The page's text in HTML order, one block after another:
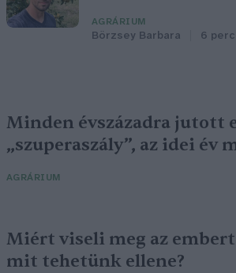
AGRÁRIUM
Börzsey Barbara 6 perc
Minden évszázadra jutott
„szuperaszály”, az idei év
AGRÁRIUM
Miért viseli meg az embert
mit tehetünk ellene?